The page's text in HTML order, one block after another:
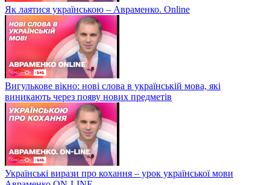
Як лаятися українською – Авраменко. Online
Вигулькове вікно: нові слова в українській мова, які
виникають через появу нових предметів
Українські вирази про кохання – урок української мови